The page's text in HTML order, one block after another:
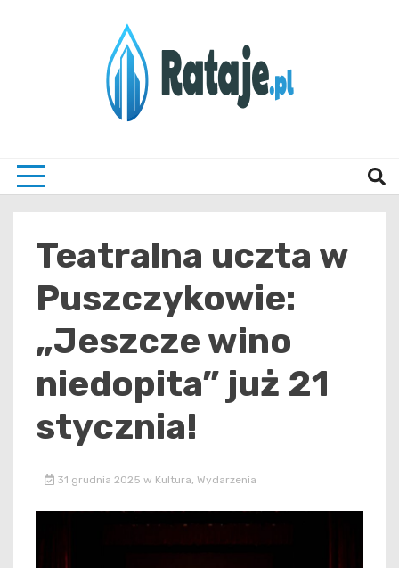
Teatralna uczta w
Puszczykowie:
„Jeszcze wino
niedopita” już 21
stycznia!
31 grudnia 2025 w Kultura, Wydarzenia